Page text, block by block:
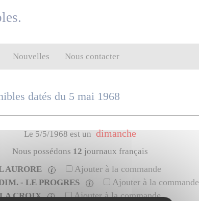
Nouvelles Nous contacter
datés du 5 mai 1968
Le 5/5/1968 est un dimanche
Nous possédons 12 journaux français
AURORE
Ajouter à la commande
- LE PROGRES Ajouter à la commande
CROIX Ajouter à la commande